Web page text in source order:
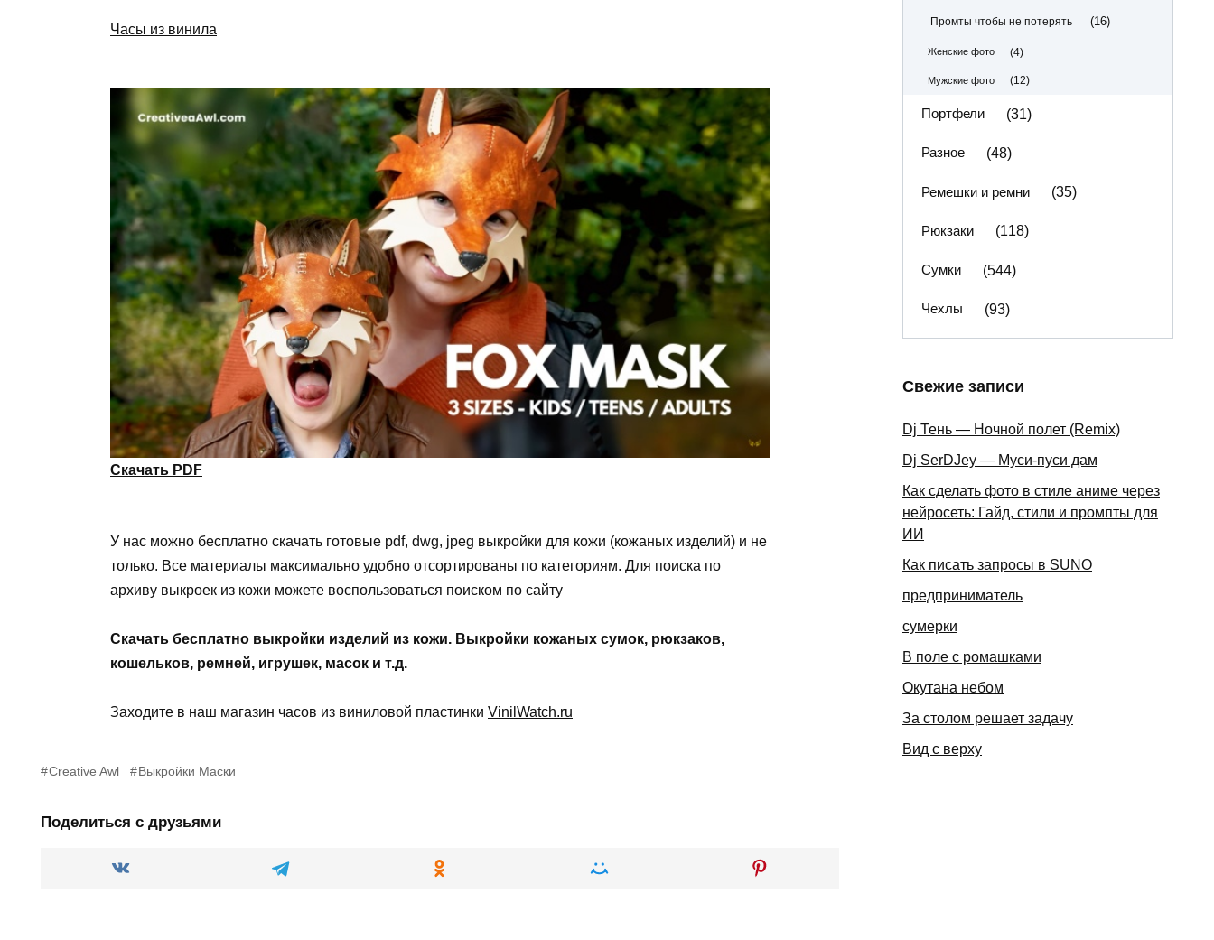
Часы из винила
Скачать PDF
У нас можно бесплатно скачать готовые pdf, dwg, jpeg выкройки для кожи (кожаных изделий) и не
только. Все материалы максимально удобно отсортированы по категориям. Для поиска по
архиву выкроек из кожи можете воспользоваться поиском по сайту
Скачать бесплатно выкройки изделий из кожи. Выкройки кожаных сумок, рюкзаков,
кошельков, ремней, игрушек, масок и т.д.
Заходите в наш магазин часов из виниловой пластинки VinilWatch.ru
Creative Awl Выкройки Маски
Поделиться с друзьями
Промты чтобы не потерять (16)
Женские фото (4)
Мужские фото (12)
Портфели (31)
Разное (48)
Ремешки и ремни (35)
Рюкзаки (118)
Сумки (544)
Чехлы (93)
Свежие записи
Dj Тень — Ночной полет (Remix)
Dj SerDJey — Муси-пуси дам
Как сделать фото в стиле аниме через
нейросеть: Гайд, стили и промпты для
ИИ
Как писать запросы в SUNO
предприниматель
сумерки
В поле с ромашками
Окутана небом
За столом решает задачу
Вид с верху